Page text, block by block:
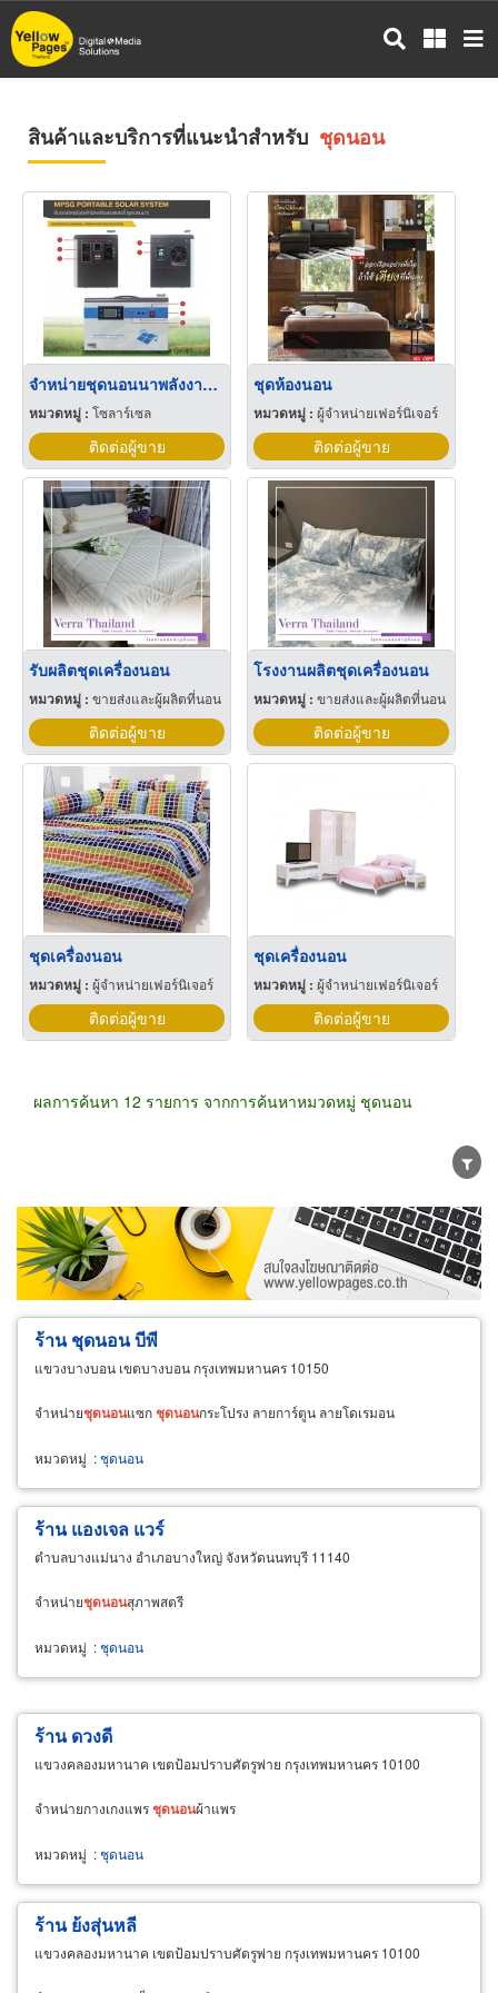
ข้าม
ไป
สินค้าและบริการที่แนะนำสำหรับ ชุดนอน
จำหน่ายชุดนอนนาพลังงานแสงอาทิตย์
หมวดหมู่ : โซลาร์เซล
ติดต่อผู้ขาย
ชุดห้องนอน
หมวดหมู่ :ผู้จำหน่ายเฟอร์นิเจอร์
ติดต่อผู้ขาย
รับผลิตชุดเครื่องนอน
หมวดหมู่ : ขายส่งและผู้ผลิตที่นอน
ติดต่อผู้ขาย
โรงงานผลิตชุดเครื่องนอน
หมวดหมู่ :ขายส่งและผู้ผลิตที่นอน
ติดต่อผู้ขาย
ชุดเครื่องนอน
หมวดหมู่ : ผู้จำหน่ายเฟอร์นิเจอร์
ติดต่อผู้ขาย
ชุดเครื่องนอน
หมวดหมู่ :ผู้จำหน่ายเฟอร์นิเจอร์
ติดต่อผู้ขาย
ผลการค้นหา 12 รายการ จากการค้นหาหมวดหมู่ ชุดนอน
ขายส่ง ขายปลีก ผู้ผลิต
ตัวแทนจัดจำหน่าย
ผู้ส่งออก/นำเข้า
ธุรกิจบริการ
ร้าน ชุดนอน บีพี
แขวงบางบอน เขตบางบอน กรุงเทพมหานคร 10150
จำหน่ายชุดนอนแซกชุดนอนกระโปรง ลายการ์ตูน ลายโดเรมอน
หมวดหมู่ :ชุดนอน
ร้าน แองเจล แวร์
ตำบลบางแม่นาง อำเภอบางใหญ่ จังหวัดนนทบุรี 11140
จำหน่ายชุดนอนสุภาพสตรี
หมวดหมู่ :ชุดนอน
ร้าน ดวงดี
แขวงคลองมหานาค เขตป้อมปราบศัตรูพ่าย กรุงเทพมหานคร 10100
จำหน่ายกางเกงแพรชุดนอนผ้าแพร
หมวดหมู่ :ชุดนอน
ร้าน ย้งสุ่นหลี
แขวงคลองมหานาค เขตป้อมปราบศัตรูพ่าย กรุงเทพมหานคร 10100